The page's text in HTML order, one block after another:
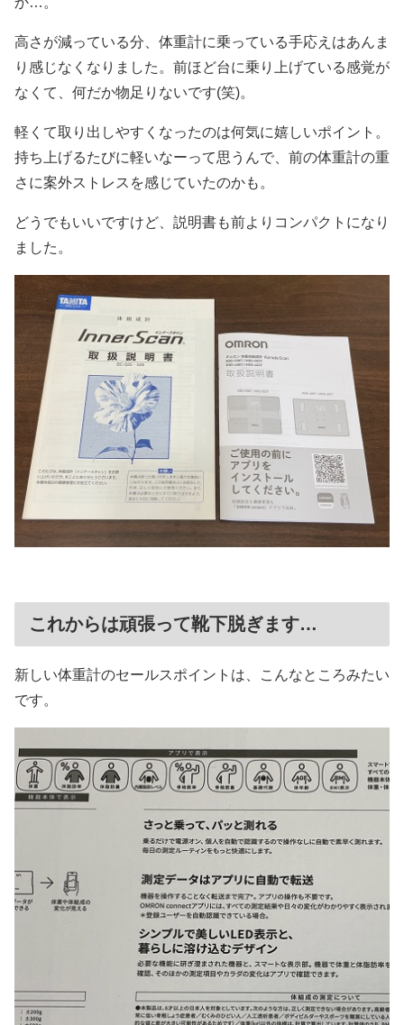
高さが減っている分、体重計に乗っている手応えはあんま
り感じなくなりました。前ほど台に乗り上げている感覚が
なくて、何だか物足りないです(笑)。
軽くて取り出しやすくなったのは何気に嬉しいポイント。
持ち上げるたびに軽いなーって思うんで、前の体重計の重
さに案外ストレスを感じていたのかも。
どうでもいいですけど、説明書も前よりコンパクトになり
ました。
これからは頑張って靴下脱ぎます…
新しい体重計のセールスポイントは、こんなところみたい
です。